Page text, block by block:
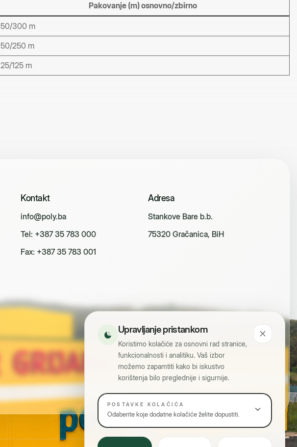
Pakovanje (m) osnovno/zbirno
50/300 m
50/250 m
25/125 m
Kontakt
info@poly.ba
Tel: +387 35 783 000
Fax: +387 35 783 001
Adresa
Stankove Bare b.b.
75320 Gračanica, BiH
Upravljanje pristankom
Koristimo kolačiće za osnovni rad stranice,
funkcionalnosti i analitiku. Vaš izbor
možemo zapamtiti kako bi iskustvo
korištenja bilo preglednije i sigurnije.
POSTAVKE KOLAČIĆA
Odaberite koje dodatne kolačiće želite dopustiti.